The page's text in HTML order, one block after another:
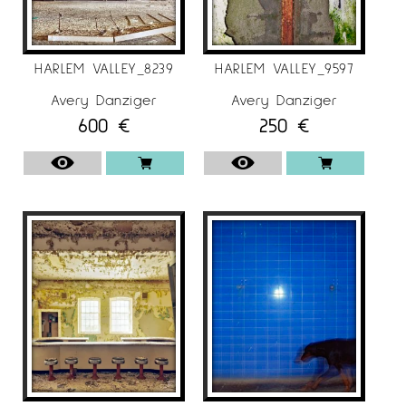
Galeria d’Art Corcoran, Washington, D. C.
Centre de Fotografia Contemporània de
Chicago
Museu d’Art Daum, Sedalia, Missouri
Centre del Sud-est per a les Arts
Contemporànies (SECCA)
Museu d’Art Ackland, Chapel Hill, Carolina del
Nord
Museu Stedelijk d’Art Modern, Amsterdam
Fotografies en col·leccions privades
Agnes Gund
Melva Bucksbaum i Ray Learsy
Fotografies en col·leccions corporatives
American Telephone and Telegraph
R.J. Reynolds Industries
HARLEM VALLEY_8239
Avery Danziger
600 €
HARLEM VALLEY_9597
Avery Danziger
250 €